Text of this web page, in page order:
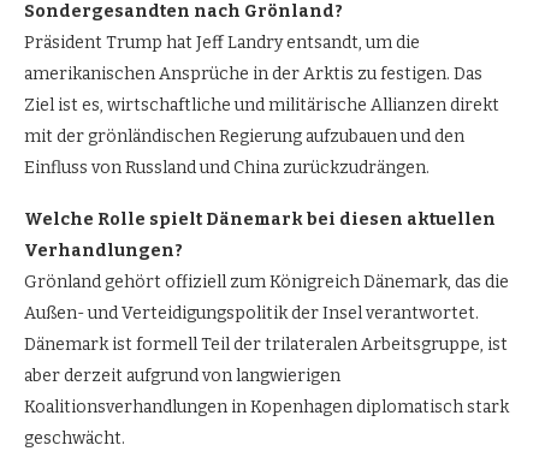
Sondergesandten nach Grönland?
Präsident Trump hat Jeff Landry entsandt, um die
amerikanischen Ansprüche in der Arktis zu festigen. Das
Ziel ist es, wirtschaftliche und militärische Allianzen direkt
mit der grönländischen Regierung aufzubauen und den
Einfluss von Russland und China zurückzudrängen.
Welche Rolle spielt Dänemark bei diesen aktuellen
Verhandlungen?
Grönland gehört offiziell zum Königreich Dänemark, das die
Außen- und Verteidigungspolitik der Insel verantwortet.
Dänemark ist formell Teil der trilateralen Arbeitsgruppe, ist
aber derzeit aufgrund von langwierigen
Koalitionsverhandlungen in Kopenhagen diplomatisch stark
geschwächt.